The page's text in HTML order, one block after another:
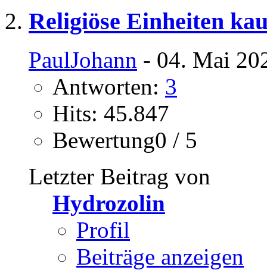
Religiöse Einheiten
PaulJohann - 04. Mai
Antworten: 3
Hits: 45.847
Bewertung0 / 5
Letzter Beitrag von
Hydrozolin
Profil
Beiträge anzeigen